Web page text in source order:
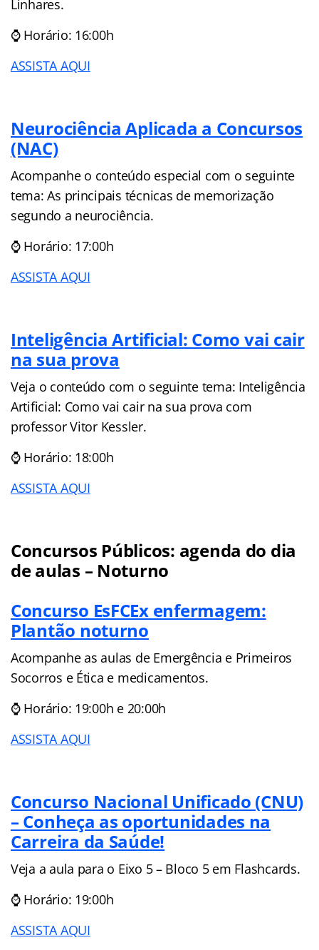
Linhares.
⌚ Horário: 16:00h
ASSISTA AQUI
Neurociência Aplicada a Concursos
(NAC)
Acompanhe o conteúdo especial com o seguinte
tema: As principais técnicas de memorização
segundo a neurociência.
⌚ Horário: 17:00h
ASSISTA AQUI
Inteligência Artificial: Como vai cair
na sua prova
Veja o conteúdo com o seguinte tema: Inteligência
Artificial: Como vai cair na sua prova com
professor Vitor Kessler.
⌚ Horário: 18:00h
ASSISTA AQUI
Concursos Públicos: agenda do dia
de aulas – Noturno
Concurso EsFCEx enfermagem:
Plantão noturno
Acompanhe as aulas de Emergência e Primeiros
Socorros e Ética e medicamentos.
⌚ Horário: 19:00h e 20:00h
ASSISTA AQUI
Concurso Nacional Unificado (CNU)
– Conheça as oportunidades na
Carreira da Saúde!
Veja a aula para o Eixo 5 – Bloco 5 em Flashcards.
⌚ Horário: 19:00h
ASSISTA AQUI